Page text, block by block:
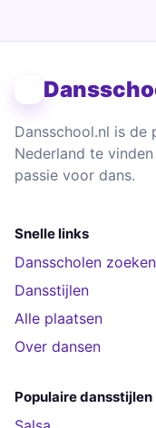
Dansschool.nl is de
Nederland te
passie voor dans.
Snelle links
Dansscholen zoeken
Dansstijlen
Alle plaatsen
Over dansen
Populaire dansstijlen